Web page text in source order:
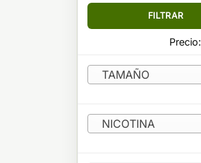
Precio
Precio
FILTRAR
Precio:
TAMAÑO
NICOTINA